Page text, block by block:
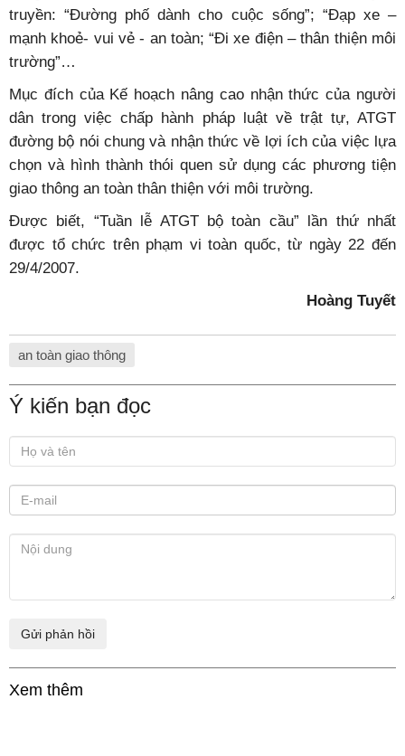
truyền: “Đường phố dành cho cuộc sống”; “Đạp xe –
mạnh khoẻ- vui vẻ - an toàn; “Đi xe điện – thân thiện môi
trường”…
Mục đích của Kế hoạch nâng cao nhận thức của người
dân trong việc chấp hành pháp luật về trật tự, ATGT
đường bộ nói chung và nhận thức về lợi ích của việc lựa
chọn và hình thành thói quen sử dụng các phương tiện
giao thông an toàn thân thiện với môi trường.
Được biết, “Tuần lễ ATGT bộ toàn cầu” lần thứ nhất
được tổ chức trên phạm vi toàn quốc, từ ngày 22 đến
29/4/2007.
Hoàng Tuyết
an toàn giao thông
Ý kiến bạn đọc
Xem thêm